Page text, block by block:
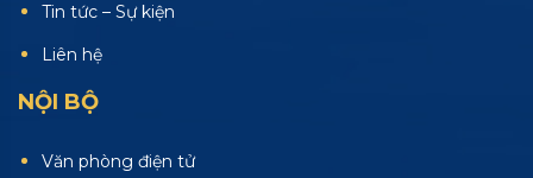
Tin tức – Sự kiện
Liên hệ
NỘI BỘ
Văn phòng điện tử